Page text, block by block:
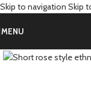
Skip to navigation Skip
MENU